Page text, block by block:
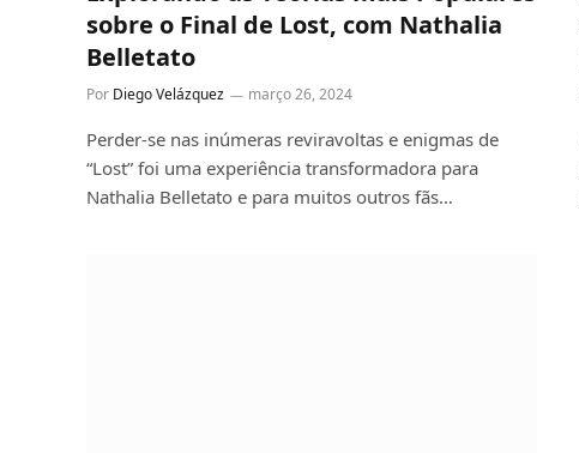
sobre o Final de Lost, com Nathalia
Belletato
Por Diego Velázquez março 26, 2024
Perder-se nas inúmeras reviravoltas e enigmas de
“Lost” foi uma experiência transformadora para
Nathalia Belletato e para muitos outros fãs…